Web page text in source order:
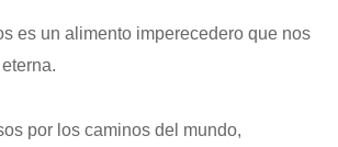
es un alimento imperecedero que nos
por los caminos del mundo,